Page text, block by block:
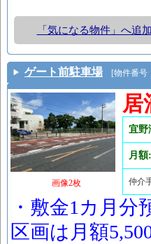
「気になる物件」へ追加
ゲート前駐車場 [物件番号
画像2枚
居
宜野
月額
仲介
・敷金1カ月
区画は月額